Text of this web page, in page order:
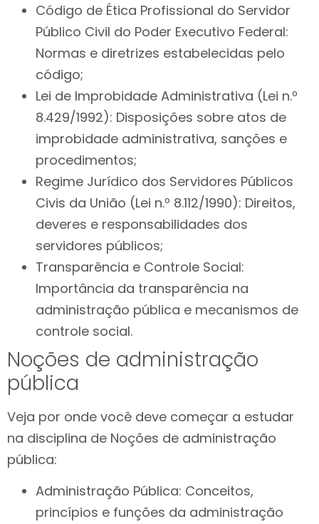
Código de Ética Profissional do Servidor
Público Civil do Poder Executivo Federal:
Normas e diretrizes estabelecidas pelo
código;
Lei de Improbidade Administrativa (Lei n.º
8.429/1992): Disposições sobre atos de
improbidade administrativa, sanções e
procedimentos;
Regime Jurídico dos Servidores Públicos
Civis da União (Lei n.º 8.112/1990): Direitos,
deveres e responsabilidades dos
servidores públicos;
Transparência e Controle Social:
Importância da transparência na
administração pública e mecanismos de
controle social.
Noções de administração
pública
Veja por onde você deve começar a estudar
na disciplina de Noções de administração
pública:
Administração Pública: Conceitos,
princípios e funções da administração